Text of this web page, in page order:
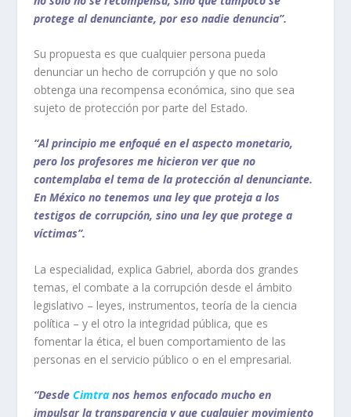
protege al denunciante, por eso nadie denuncia”.
Su propuesta es que cualquier persona pueda
denunciar un hecho de corrupción y que no solo
obtenga una recompensa económica, sino que sea
sujeto de protección por parte del Estado.
“Al principio me enfoqué en el aspecto monetario,
pero los profesores me hicieron ver que no
contemplaba el tema de la protección al denunciante.
En México no tenemos una ley que proteja a los
testigos de corrupción, sino una ley que protege a
víctimas”.
La especialidad, explica Gabriel, aborda dos grandes
temas, el combate a la corrupción desde el ámbito
legislativo – leyes, instrumentos, teoría de la ciencia
política – y el otro la integridad pública, que es
fomentar la ética, el buen comportamiento de las
personas en el servicio público o en el empresarial.
“Desde Cimtra nos hemos enfocado mucho en
impulsar la transparencia y que cualquier movimiento